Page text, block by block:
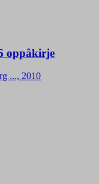
oppâkirje
..., 2010